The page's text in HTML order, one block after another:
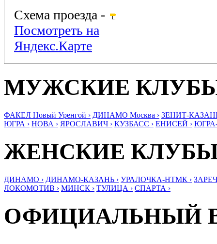
Схема проезда -
Посмотреть на
Яндекс.Карте
МУЖСКИЕ
ФАКЕЛ Новый Уренгой › ДИНАМО Москва › ЗЕНИТ-
ЮГРА › НОВА › ЯРОСЛАВИЧ › КУЗБАСС › ЕНИСЕЙ ›
ЖЕНСКИЕ
ДИНАМО › ДИНАМО-КАЗАНЬ › УРАЛОЧКА-НТМК ›
ЛОКОМОТИВ › МИНСК › ТУЛИЦА › СПАРТА ›
ОФИЦИАЛЬНЫЙ